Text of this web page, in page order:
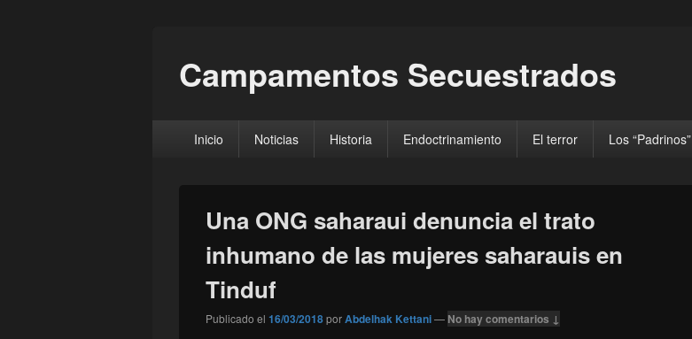
Campamentos Secuestrados
principalInicio Noticias Historia Endoctrinamiento El terror Los “Padrinos”
Una ONG saharaui denuncia el trato
inhumano de las mujeres saharauis en
Tinduf
Publicado el 16/03/2018porAbdelhak Kettani— No hay comentarios ↓